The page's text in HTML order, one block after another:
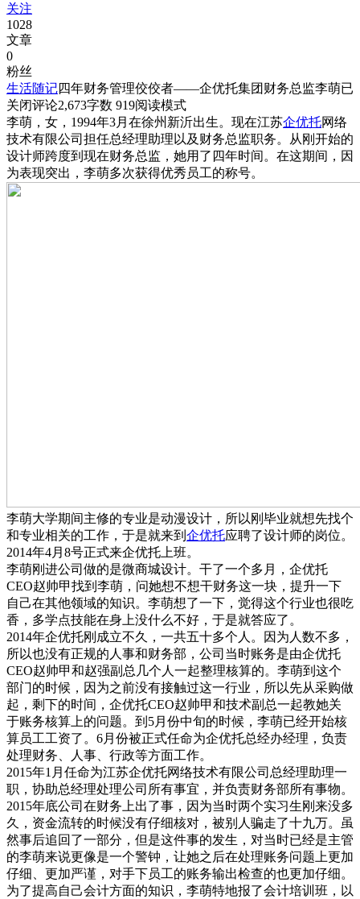
关注
1028
文章
0
粉丝
生活随记四年财务管理佼佼者——企优托集团财务总监李萌已
关闭评论2,673字数 919阅读模式
李萌，女，1994年3月在徐州新沂出生。现在江苏企优托网络
技术有限公司担任总经理助理以及财务总监职务。从刚开始的
设计师跨度到现在财务总监，她用了四年时间。在这期间，因
为表现突出，李萌多次获得优秀员工的称号。
李萌大学期间主修的专业是动漫设计，所以刚毕业就想先找个
和专业相关的工作，于是就来到 企优托应聘了设计师的岗位。
2014年4月8号正式来企优托上班。
李萌刚进公司做的是微商城设计。干了一个多月，企优托
CEO赵帅甲找到李萌，问她想不想干财务这一块，提升一下
自己在其他领域的知识。李萌想了一下，觉得这个行业也很吃
香，多学点技能在身上没什么不好，于是就答应了。
2014年企优托刚成立不久，一共五十多个人。因为人数不多，
所以也没有正规的人事和财务部，公司当时账务是由企优托
CEO赵帅甲和赵强副总几个人一起整理核算的。李萌到这个
部门的时候，因为之前没有接触过这一行业，所以先从采购做
起，剩下的时间，企优托CEO赵帅甲和技术副总一起教她关
于账务核算上的问题。到5月份中旬的时候，李萌已经开始核
算员工工资了。6月份被正式任命为企优托总经办经理，负责
处理财务、人事、行政等方面工作。
2015年1月任命为江苏企优托网络技术有限公司总经理助理一
职，协助总经理处理公司所有事宜，并负责财务部所有事物。
2015年底公司在财务上出了事，因为当时两个实习生刚来没多
久，资金流转的时候没有仔细核对，被别人骗走了十九万。虽
然事后追回了一部分，但是这件事的发生，对当时已经是主管
的李萌来说更像是一个警钟，让她之后在处理账务问题上更加
仔细、更加严谨，对手下员工的账务输出检查的也更加仔细。
为了提高自己会计方面的知识，李萌特地报了会计培训班，以